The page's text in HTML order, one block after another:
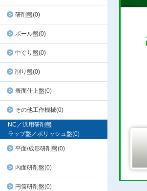
研削盤(0)
ボール盤(0)
中ぐり盤(0)
削り盤(0)
表面仕上盤(0)
その他工作機械(0)
NC／汎用研削盤
ラップ盤／ポリッシュ盤(0)
平面/成形研削盤(0)
内面研削盤(0)
円筒研削盤(0)